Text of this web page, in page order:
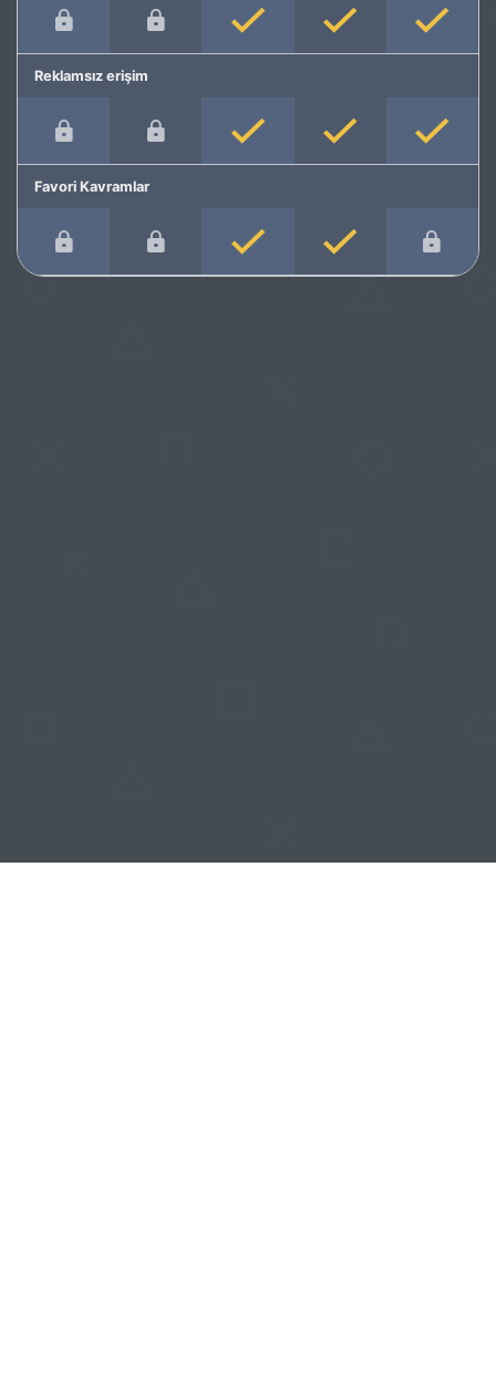
Reklamsız erişim
Favori Kavramlar